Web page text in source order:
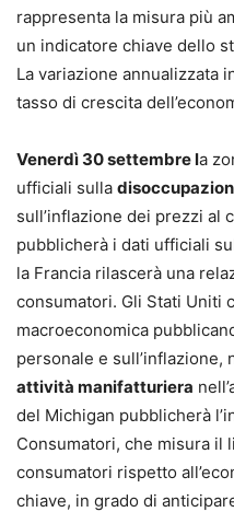
rappresenta la misura più
un indicatore chiave dello
La variazione annualizzata
tasso di crescita
Venerdì 30 settembre la
ufficiali sulla
sull’inflazione dei prezzi al
pubblicherà i dati ufficiali
la Francia rilascerà una
consumatori. Gli Stati Uniti
macroeconomica
personale e sull’inflazione,
attività manifatturiera
del Michigan pubblicherà
Consumatori, che misura il
consumatori rispetto
chiave, in grado di